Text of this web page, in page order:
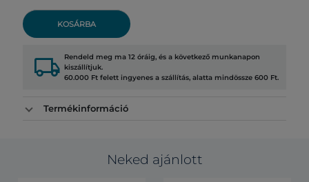
KOSÁRBA
local_shipping Rendeld meg ma 12 óráig, és a következő munkanapon
kiszállítjuk.
60.000 Ft felett ingyenes a szállítás, alatta mindössze 600 Ft.
Termékinformáció
Neked ajánlott